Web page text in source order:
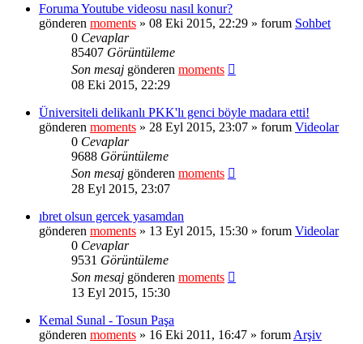
Foruma Youtube videosu nasıl konur?
gönderen moments » 08 Eki 2015, 22:29 » forum Sohbet
0 Cevaplar
85407 Görüntüleme
Son mesaj gönderen moments
08 Eki 2015, 22:29
Üniversiteli delikanlı PKK'lı genci böyle madara etti!
gönderen moments » 28 Eyl 2015, 23:07 » forum Videolar
0 Cevaplar
9688 Görüntüleme
Son mesaj gönderen moments
28 Eyl 2015, 23:07
ıbret olsun gercek yasamdan
gönderen moments » 13 Eyl 2015, 15:30 » forum Videolar
0 Cevaplar
9531 Görüntüleme
Son mesaj gönderen moments
13 Eyl 2015, 15:30
Kemal Sunal - Tosun Paşa
gönderen moments » 16 Eki 2011, 16:47 » forum Arşiv